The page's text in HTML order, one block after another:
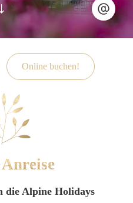
Online buchen!
die Alpine Holidays